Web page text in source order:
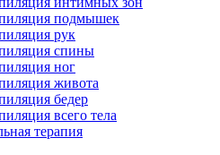
подмышек
рук
спины
ног
живота
бедер
всего тела
терапия